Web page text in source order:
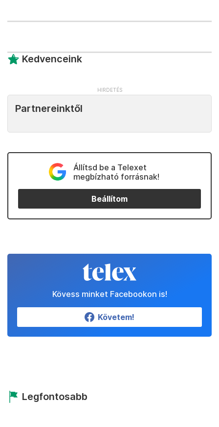
Kedvenceink
Partnereinktől
Állítsd be a Telexet
megbízható forrásnak!
Beállítom
Kövess minket Facebookon is!
Követem!
Legfontosabb